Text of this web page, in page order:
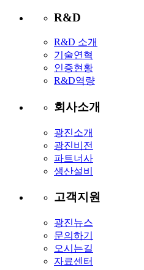
R&D
R&D 소개
기술연혁
인증현황
R&D역량
회사소개
광진소개
광진비전
파트너사
생산설비
고객지원
광진뉴스
문의하기
오시는길
자료센터